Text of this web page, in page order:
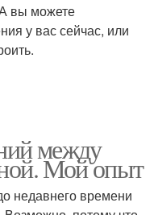
вы можете
у вас сейчас, или
между
Мой опыт
недавнего времени